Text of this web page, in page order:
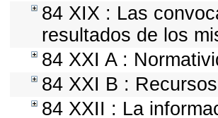
84 XIX : Las
resultados de los
84 XXI A :
84 XXI B :
84 XXII : La